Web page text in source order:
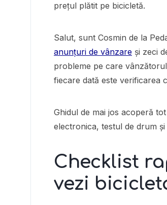
prețul plătit pe bicicletă.
Salut, sunt Cosmin de la
anunțuri de vânzare și zeci
probleme pe care
fiecare dată este verificarea
Ghidul de mai jos acoperă
electronica, testul de drum
Checklist
vezi